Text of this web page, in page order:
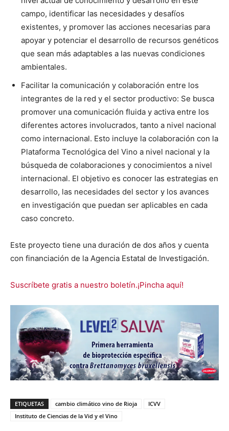
campo, identificar las necesidades y desafíos
existentes, y promover las acciones necesarias para
apoyar y potenciar el desarrollo de recursos genéticos
que sean más adaptables a las nuevas condiciones
ambientales.
Facilitar la comunicación y colaboración entre los
integrantes de la red y el sector productivo: Se busca
promover una comunicación fluida y activa entre los
diferentes actores involucrados, tanto a nivel nacional
como internacional. Esto incluye la colaboración con la
Plataforma Tecnológica del Vino a nivel nacional y la
búsqueda de colaboraciones y conocimientos a nivel
internacional. El objetivo es conocer las estrategias en
desarrollo, las necesidades del sector y los avances
en investigación que puedan ser aplicables en cada
caso concreto.
Este proyecto tiene una duración de dos años y cuenta
con financiación de la Agencia Estatal de Investigación.
Suscríbete gratis a nuestro boletín.¡Pincha aquí!
ETIQUETAS cambio climático vino de Rioja
ICVV
Instituto de Ciencias de la Vid y el Vino